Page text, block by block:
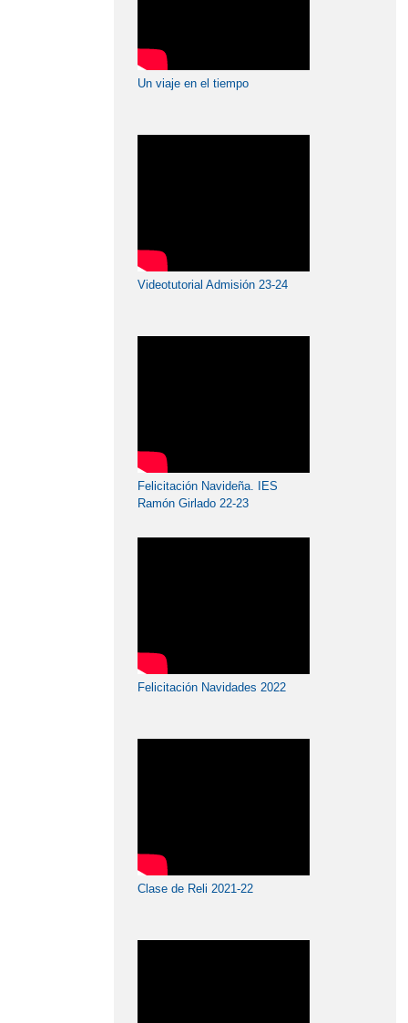
Un viaje en el tiempo
Videotutorial Admisión 23-24
Felicitación Navideña. IES
Ramón Girlado 22-23
Felicitación Navidades 2022
Clase de Reli 2021-22